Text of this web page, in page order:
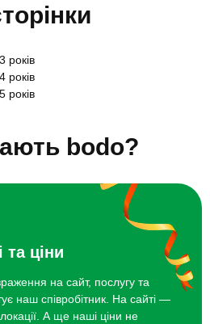
1300 грн
1300 грн
років
років
років
років
на 13 років
bodo?
та ціни
на сайт, послугу та
наш співробітник. На сайті —
А ще наші ціни не